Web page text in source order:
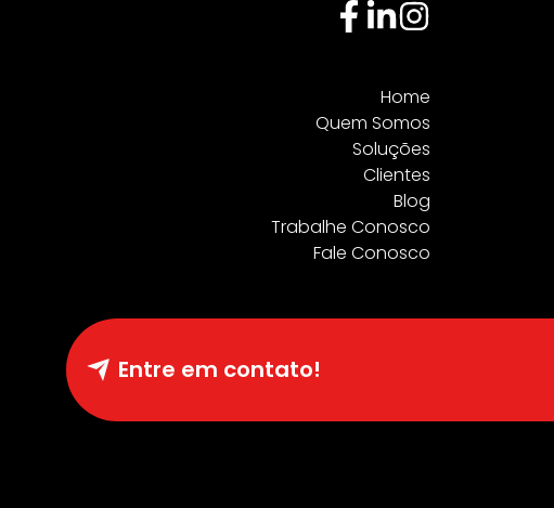
Home
Quem Somos
Soluções
Clientes
Blog
Trabalhe Conosco
Fale Conosco
Entre em contato!